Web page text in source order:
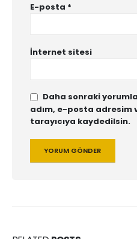
E-posta *
İnternet sitesi
Daha sonraki
adım, e-posta adresim
tarayıcıya kaydedilsin.